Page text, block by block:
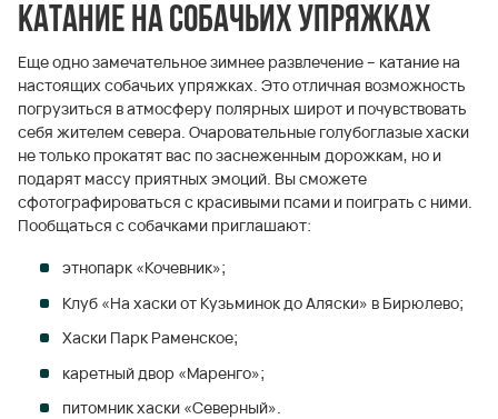
Катание на собачьих упряжках
Еще одно замечательное зимнее развлечение – катание на
настоящих собачьих упряжках. Это отличная возможность
погрузиться в атмосферу полярных широт и почувствовать
себя жителем севера. Очаровательные голубоглазые хаски
не только прокатят вас по заснеженным дорожкам, но и
подарят массу приятных эмоций. Вы сможете
сфотографироваться с красивыми псами и поиграть с ними.
Пообщаться с собачками приглашают:
этнопарк «Кочевник»;
Клуб «На хаски от Кузьминок до Аляски» в Бирюлево;
Хаски Парк Раменское;
каретный двор «Маренго»;
питомник хаски «Северный».